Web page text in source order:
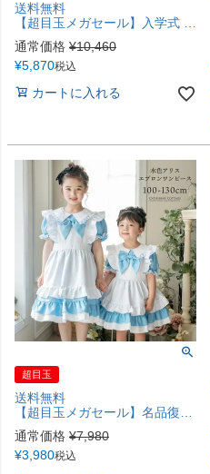
送料無料
【超目玉メガセール】入学式 女の子スーツ フラワーブーケドレス 4点セット アンサンブル 女児 小学校 卒業式 入学式 女子スーツ 発表会結婚式にも TAK キッズ キャサリンコテージ小学生
通常価格 ¥10,460
¥5,870税込
カートに入れる
超目玉
送料無料
【超目玉メガセール】名品復刻！ 水色アリスエプロンドレスワンピース 半袖 キッズ 女の子 アリスコレクション キャサリンコテージオリジナル キャサリンコテージ TAK
通常価格 ¥7,980
¥3,980税込